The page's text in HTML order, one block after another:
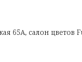
65А, салон цветов